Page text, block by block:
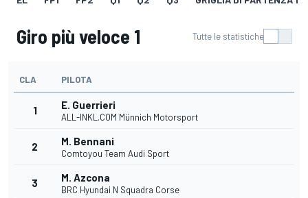
Giro più veloce 1 Tutte le statistiche
CLA PILOTA
1 E. Guerrieri
ALL-INKL.COM Münnich Motorsport
2 M. Bennani
Comtoyou Team Audi Sport
3 M. Azcona
BRC Hyundai N Squadra Corse